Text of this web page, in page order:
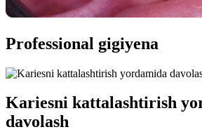
Professional gigiyena
Kariesni kattalashtirish
davolash